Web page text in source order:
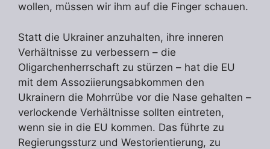
wollen, müssen wir ihm auf die Finger schauen.
Statt die Ukrainer anzuhalten, ihre inneren
Verhältnisse zu verbessern – die
Oligarchenherrschaft zu stürzen – hat die EU
mit dem Assoziierungsabkommen den
Ukrainern die Mohrrübe vor die Nase gehalten –
verlockende Verhältnisse sollten eintreten,
wenn sie in die EU kommen. Das führte zu
Regierungssturz und Westorientierung, zu